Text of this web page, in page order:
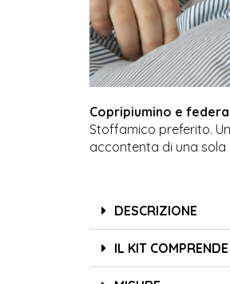
Copripiumino e federa
Stoffamico preferito.
accontenta di una sola
DESCRIZIONE
IL KIT COMPRENDE